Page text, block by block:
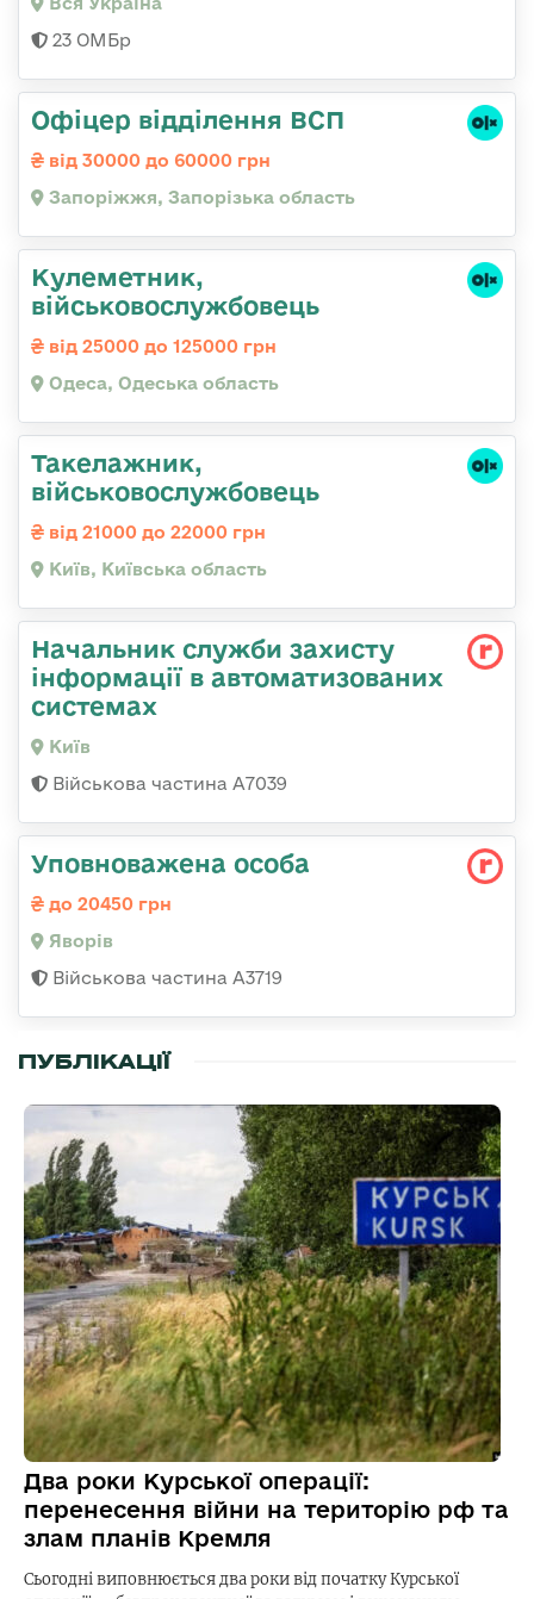
23 ОМБр
Офіцер відділення ВСП
від 30000 до 60000 грн
Запоріжжя, Запорізька область
Кулеметник,
військовослужбовець
від 25000 до 125000 грн
Одеса, Одеська область
Такелажник,
військовослужбовець
від 21000 до 22000 грн
Київ, Київська область
Начальник служби захисту
інформації в автоматизованих
системах
Київ
Військова частина А7039
Уповноважена особа
до 20450 грн
Яворів
Військова частина А3719
ПУБЛІКАЦІЇ
Два роки Курської операції:
перенесення війни на територію рф та
злам планів Кремля
Сьогодні виповнюється два роки від початку Курської